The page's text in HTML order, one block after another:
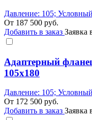
Давление: 105;
От 187 500 руб.
Добавить в заказ Заявка
Адаптерный
105x180
Давление: 105;
От 172 500 руб.
Добавить в заказ Заявка